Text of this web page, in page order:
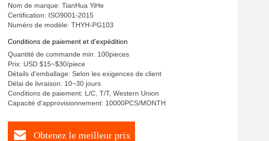
Nom de marque: TianHua YiHe
Certification: ISO9001-2015
Numéro de modèle: THYH-PG103
Conditions de paiement et d'expédition
Quantité de commande min: 100pieces
Prix: USD $15~$30/piece
Détails d'emballage: Selon les exigences de client
Délai de livraison: 10~30 jours
Conditions de paiement: L/C, T/T, Western Union
Capacité d'approvisionnement: 10000PCS/MONTH
Obtenez le meilleur prix